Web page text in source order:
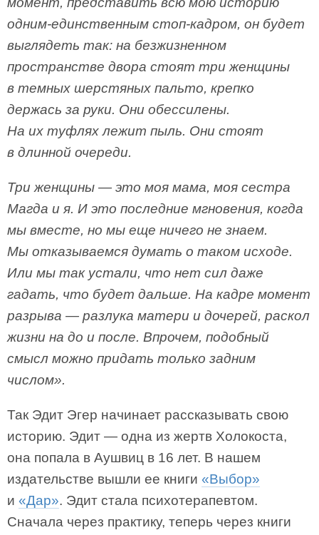
одним-единственным стоп-кадром, он будет
выглядеть так: на безжизненном
пространстве двора стоят три женщины
в темных шерстяных пальто, крепко
держась за руки. Они обессилены.
На их туфлях лежит пыль. Они стоят
в длинной очереди.
Три женщины — это моя мама, моя сестра
Магда и я. И это последние мгновения, когда
мы вместе, но мы еще ничего не знаем.
Мы отказываемся думать о таком исходе.
Или мы так устали, что нет сил даже
гадать, что будет дальше. На кадре момент
разрыва — разлука матери и дочерей, раскол
жизни на до и после. Впрочем, подобный
смысл можно придать только задним
числом».
Так Эдит Эгер начинает рассказывать свою
историю. Эдит — одна из жертв Холокоста,
она попала в Аушвиц в 16 лет. В нашем
издательстве вышли ее книги «Выбор»
и «Дар». Эдит стала психотерапевтом.
Сначала через практику, теперь через книги